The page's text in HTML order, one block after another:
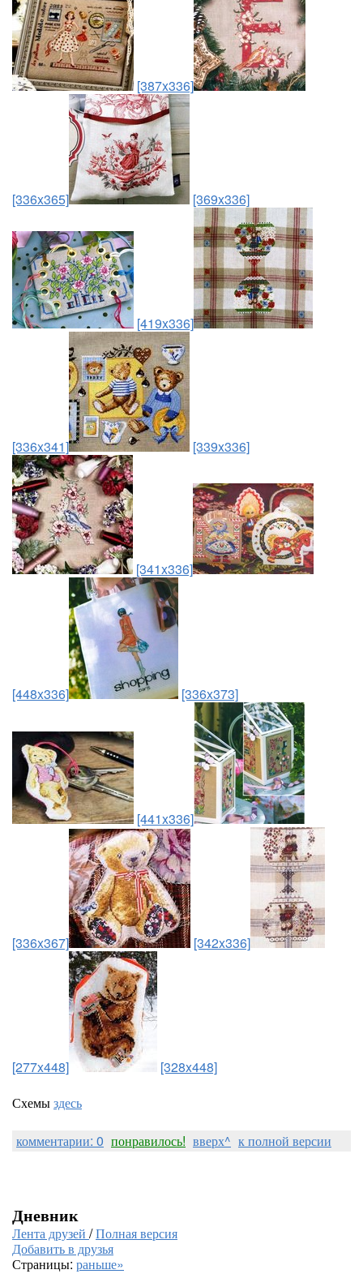
[387x336]
[336x365] [369x336]
[419x336]
[336x341] [339x336]
[341x336]
[448x336] [336x373]
[441x336]
[336x367] [342x336]
[277x448]
[328x448]
Схемыздесь
комментарии: 0 понравилось! вверх^ к полной версии
Дневник
Лента друзей /Полная версия
Добавить в друзья
Страницы: раньше»